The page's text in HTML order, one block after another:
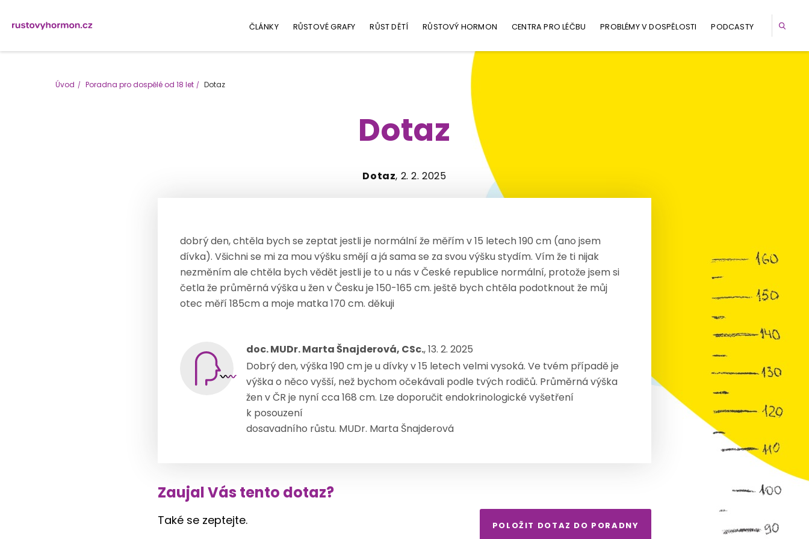
ČLÁNKY RŮSTOVÉ GRAFY RŮST DĚTÍ RŮSTOVÝ HORMON CENTRA PRO LÉČBU PROBLÉMY V DOSPĚLOSTI PODCASTY
Úvod Poradna pro dospělé od 18 let Dotaz
Dotaz
Dotaz, 2. 2. 2025
dobrý den, chtěla bych se zeptat jestli je normální že měřím v 15 letech 190 cm (ano jsem
dívka). Všichni se mi za mou výšku smějí a já sama se za svou výšku stydím. Vím že ti nijak
nezměním ale chtěla bych vědět jestli je to u nás v České republice normální, protože jsem si
četla že průměrná výška u žen v Česku je 150-165 cm. ještě bych chtěla podotknout že můj
otec měří 185cm a moje matka 170 cm. děkuji
doc. MUDr. Marta Šnajderová, CSc., 13. 2. 2025
Dobrý den, výška 190 cm je u dívky v 15 letech velmi vysoká. Ve tvém případě je
výška o něco vyšší, než bychom očekávali podle tvých rodičů. Průměrná výška
žen v ČR je nyní cca 168 cm. Lze doporučit endokrinologické vyšetření
k posouzení
dosavadního růstu. MUDr. Marta Šnajderová
Zaujal Vás tento dotaz?
Také se zeptejte. POLOŽIT DOTAZ DO PORADNY